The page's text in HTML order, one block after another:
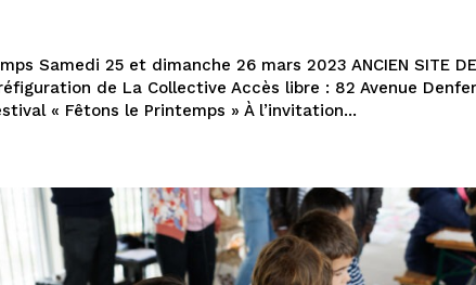
Samedi 25 et dimanche 26 mars 2023 ANCIEN SITE DE
de La Collective Accès libre : 82 Avenue
« Fêtons le Printemps » À l’invitation...